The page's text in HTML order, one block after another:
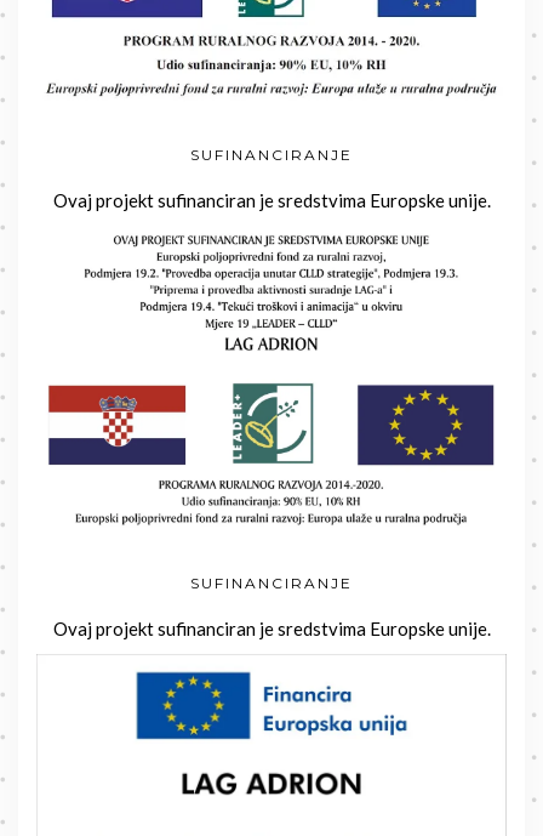
SUFINANCIRANJE
Ovaj projekt sufinanciran je sredstvima Europske unije.
SUFINANCIRANJE
Ovaj projekt sufinanciran je sredstvima Europske unije.